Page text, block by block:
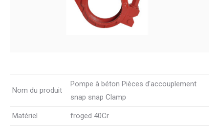
Nom du produit
Pompe à béton Pièces d'accouplement
snap snap Clamp
Matériel froged 40Cr